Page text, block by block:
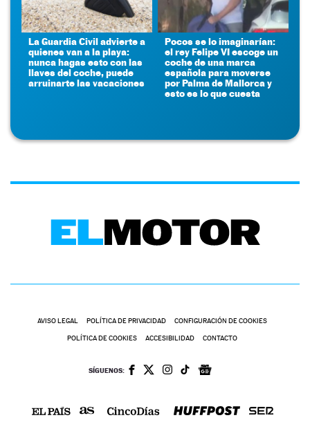
La Guardia Civil advierte a
quienes van a la playa:
nunca hagas esto con las
llaves del coche, puede
arruinarte las vacaciones
Pocos se lo imaginarían:
el rey Felipe VI escoge un
coche de una marca
española para moverse
por Palma de Mallorca y
esto es lo que cuesta
AVISO LEGAL POLÍTICA DE PRIVACIDAD CONFIGURACIÓN DE COOKIES
POLÍTICA DE COOKIES ACCESIBILIDAD CONTACTO
SÍGUENOS: